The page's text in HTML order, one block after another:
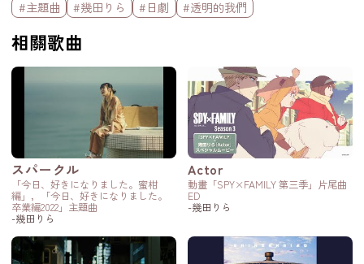
標籤欄
#主題曲 #幾田りら #日劇 #透明的我們
相關歌曲
スパークル
「今日、好きになりました。蜜柑
編」，「今日、好きになりました。
卒業編2022」主題曲
-幾田りら
Actor
動畫「SPY×FAMILY 第三季」片尾曲
ED
-幾田りら